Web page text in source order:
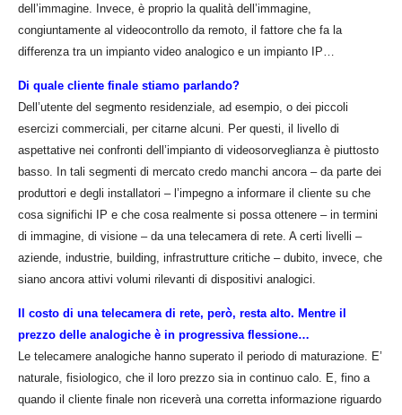
dell’immagine. Invece, è proprio la qualità dell’immagine,
congiuntamente al videocontrollo da remoto, il fattore che fa la
differenza tra un impianto video analogico e un impianto IP…
Di quale cliente finale stiamo parlando?
Dell’utente del segmento residenziale, ad esempio, o dei piccoli
esercizi commerciali, per citarne alcuni. Per questi, il livello di
aspettative nei confronti dell’impianto di videosorveglianza è piuttosto
basso. In tali segmenti di mercato credo manchi ancora – da parte dei
produttori e degli installatori – l’impegno a informare il cliente su che
cosa significhi IP e che cosa realmente si possa ottenere – in termini
di immagine, di visione – da una telecamera di rete. A certi livelli –
aziende, industrie, building, infrastrutture critiche – dubito, invece, che
siano ancora attivi volumi rilevanti di dispositivi analogici.
Il costo di una telecamera di rete, però, resta alto. Mentre il
prezzo delle analogiche è in progressiva flessione…
Le telecamere analogiche hanno superato il periodo di maturazione. E’
naturale, fisiologico, che il loro prezzo sia in continuo calo. E, fino a
quando il cliente finale non riceverà una corretta informazione riguardo